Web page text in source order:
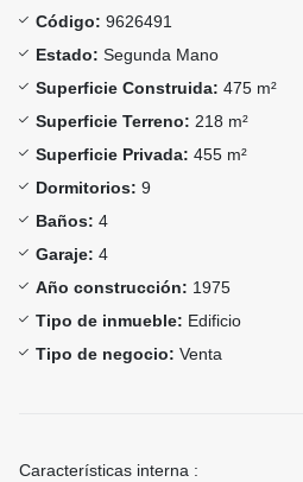
Código: 9626491
Estado: Segunda Mano
Superficie Construida: 475 m²
Superficie Terreno: 218 m²
Superficie Privada: 455 m²
Dormitorios: 9
Baños: 4
Garaje: 4
Año construcción: 1975
Tipo de inmueble: Edificio
Tipo de negocio: Venta
Características interna :